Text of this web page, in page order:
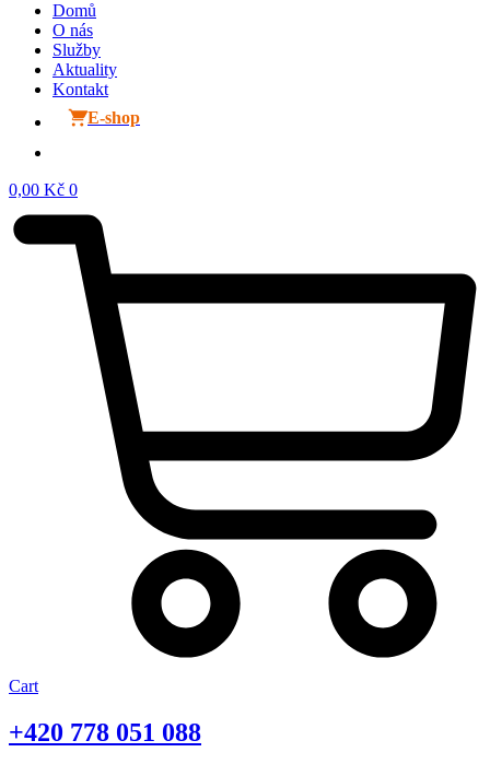
Domů
O nás
Služby
Aktuality
Kontakt
E-shop
0,00 Kč 0
Cart
+420 778 051 088